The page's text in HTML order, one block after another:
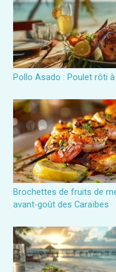
Pollo Asado : Poulet rôti
Brochettes de fruits de
avant-goût des Caraïbes